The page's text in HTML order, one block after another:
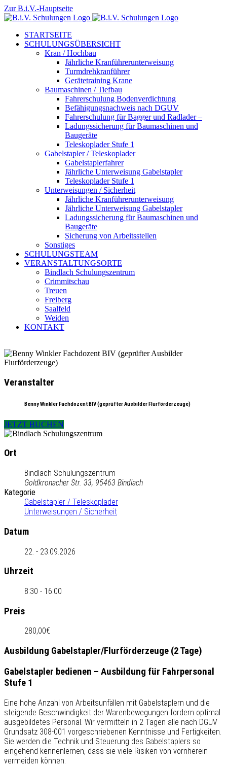
Zum
Inhalt
Zur B.i.V.-Hauptseite
STARTSEITE
SCHULUNGSÜBERSICHT
Kran / Hochbau
Jährliche Kranführerunterweisung
Turmdrehkranführer
Gerätetraining Krane
Baumaschinen / Tiefbau
Fahrerschulung Bodenverdichtung
Befähigungsnachweis nach DGUV
Fahrerschulung für Bagger und Radlader –
Ladungssicherung für Baumaschinen und
Baugeräte
Teleskoplader Stufe 1
Gabelstapler / Teleskoplader
Gabelstaplerfahrer
Jährliche Unterweisung Gabelstapler
Teleskoplader Stufe 1
Unterweisungen / Sicherheit
Jährliche Kranführerunterweisung
Jährliche Unterweisung Gabelstapler
Ladungssicherung für Baumaschinen und
Baugeräte
Sicherung von Arbeitsstellen
Sonstiges
SCHULUNGSTEAM
VERANSTALTUNGSORTE
Bindlach Schulungszentrum
Crimmitschau
Treuen
Freiberg
Saalfeld
Weiden
KONTAKT
Veranstalter
Benny Winkler Fachdozent BIV (geprüfter Ausbilder Flurförderzeuge)
JETZT BUCHEN
Ort
Bindlach Schulungszentrum
Goldkronacher Str. 33, 95463 Bindlach
Kategorie
Gabelstapler / Teleskoplader
Unterweisungen / Sicherheit
Datum
22. - 23.09.2026
Uhrzeit
8:30 - 16:00
Preis
280,00€
Ausbildung Gabelstapler/Flurförderzeuge (2 Tage)
Gabelstapler bedienen – Ausbildung für Fahrpersonal
Stufe 1
Eine hohe Anzahl von Arbeitsunfällen mit Gabelstaplern und die
steigende Geschwindigkeit der Warenbewegungen fordern optimal
ausgebildetes Personal. Wir vermitteln in 2 Tagen alle nach DGUV
Grundsatz 308-001 vorgeschriebenen Kenntnisse und Fertigkeiten.
Sie werden die Technik und Steuerung des Gabelstaplers so
eingehend kennenlernen, dass sie viele Risiken von vornherein
vermeiden können.